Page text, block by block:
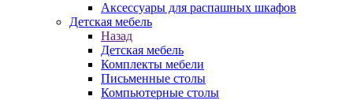
Аксессуары для распашных шкафов
Детская мебель
Назад
Детская мебель
Комплекты мебели
Письменные столы
Компьютерные столы